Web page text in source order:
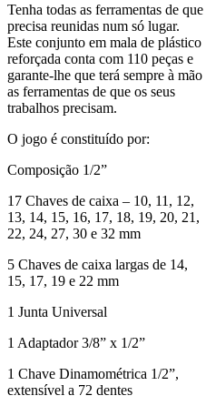
Tenha todas as ferramentas de que
precisa reunidas num só lugar.
Este conjunto em mala de plástico
reforçada conta com 110 peças e
garante-lhe que terá sempre à mão
as ferramentas de que os seus
trabalhos precisam.
O jogo é constituído por:
Composição 1/2”
17 Chaves de caixa – 10, 11, 12,
13, 14, 15, 16, 17, 18, 19, 20, 21,
22, 24, 27, 30 e 32 mm
5 Chaves de caixa largas de 14,
15, 17, 19 e 22 mm
1 Junta Universal
1 Adaptador 3/8” x 1/2”
1 Chave Dinamométrica 1/2”,
extensível a 72 dentes